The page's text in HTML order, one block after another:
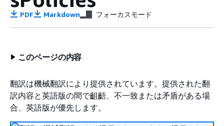
PDF Markdown フォーカスモード
このページの内容
翻訳は機械翻訳により提供されています。提供された翻
訳内容と英語版の間で齟齬、不一致または矛盾がある場
合、英語版が優先します。